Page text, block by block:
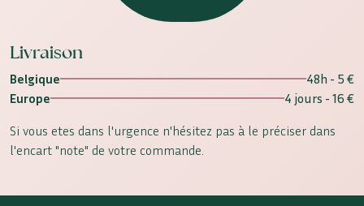
Livraison
Belgique
48h - 5 €
Europe
4 jours - 16 €
Si vous etes dans l'urgence n'hésitez pas à le préciser dans
l'encart "note" de votre commande.